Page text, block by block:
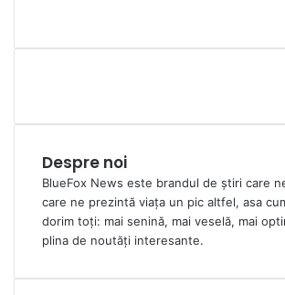
Despre noi
BlueFox News este brandul de știri care
care ne prezintă viața un pic altfel, asa
dorim toți: mai senină, mai veselă, mai
plina de noutăți interesante.